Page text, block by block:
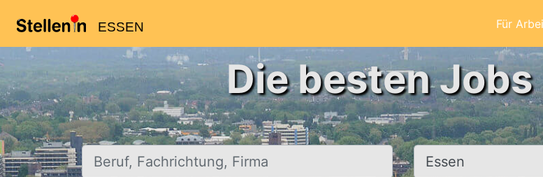
ESSEN Für
Die besten Jobs
Beruf, Fachrichtung, Firma Ort, Stadt